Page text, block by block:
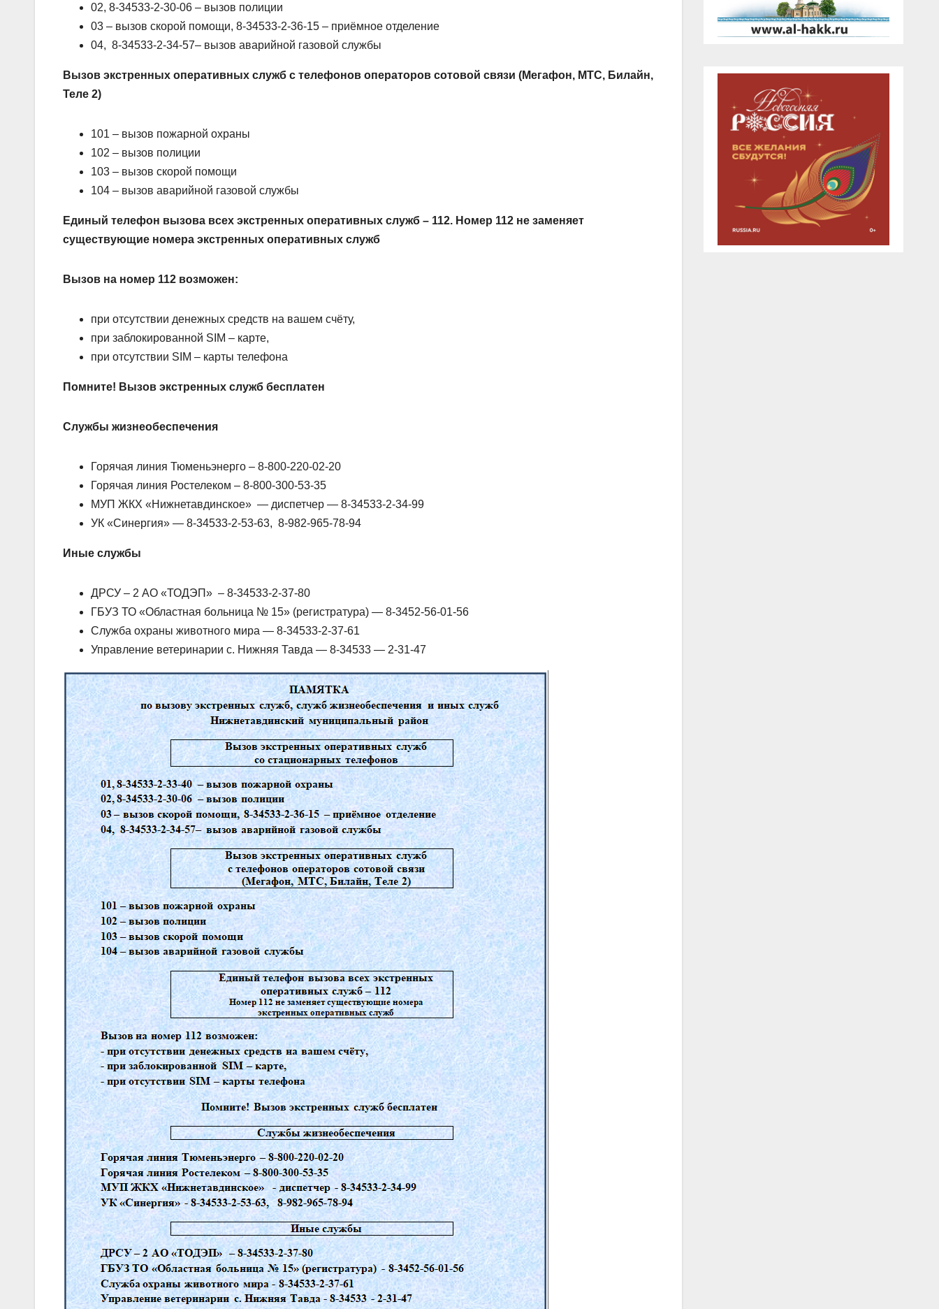
02, 8-34533-2-30-06 – вызов полиции
03 – вызов скорой помощи, 8-34533-2-36-15 – приёмное отделение
04, 8-34533-2-34-57– вызов аварийной газовой службы
Вызов экстренных оперативных служб с телефонов операторов сотовой связи (Мегафон, МТС, Билайн,
Теле 2)
101 – вызов пожарной охраны
102 – вызов полиции
103 – вызов скорой помощи
104 – вызов аварийной газовой службы
Единый телефон вызова всех экстренных оперативных служб – 112. Номер 112 не заменяет
существующие номера экстренных оперативных служб
Вызов на номер 112 возможен:
при отсутствии денежных средств на вашем счёту,
при заблокированной SIM – карте,
при отсутствии SIM – карты телефона
Помните! Вызов экстренных служб бесплатен
Службы жизнеобеспечения
Горячая линия Тюменьэнерго – 8-800-220-02-20
Горячая линия Ростелеком – 8-800-300-53-35
МУП ЖКХ «Нижнетавдинское» — диспетчер — 8-34533-2-34-99
УК «Синергия» — 8-34533-2-53-63, 8-982-965-78-94
Иные службы
ДРСУ – 2 АО «ТОДЭП» – 8-34533-2-37-80
ГБУЗ ТО «Областная больница № 15» (регистратура) — 8-3452-56-01-56
Служба охраны животного мира — 8-34533-2-37-61
Управление ветеринарии с. Нижняя Тавда — 8-34533 — 2-31-47